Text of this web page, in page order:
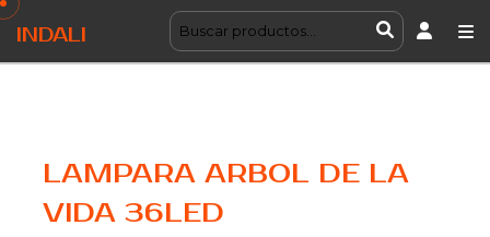
INDALI
LAMPARA ARBOL DE LA
VIDA 36LED